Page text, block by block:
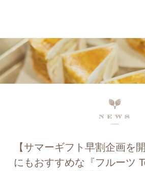
【サマーギフト早割企画を
にもおすすめな『フルーツ